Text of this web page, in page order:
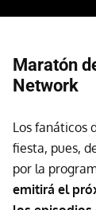
Maratón
Network
Los fanáticos
fiesta, pues,
por la
emitirá el